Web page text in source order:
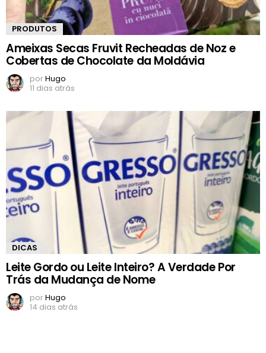
PRODUTOS
Ameixas Secas Fruvit Recheadas de Noz e
Cobertas de Chocolate da Moldávia
porHugo
11 dias atrás
DICAS
Leite Gordo ou Leite Inteiro? A Verdade Por
Trás da Mudança de Nome
porHugo
14 dias atrás